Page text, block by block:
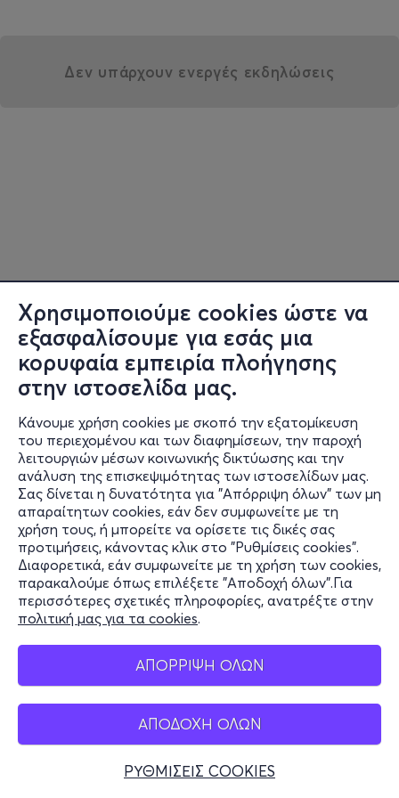
Χρησιμοποιούμε cookies ώστε να
εξασφαλίσουμε για εσάς μια
κορυφαία εμπειρία πλοήγησης
στην ιστοσελίδα μας.
Κάνουμε χρήση cookies με σκοπό την εξατομίκευση
του περιεχομένου και των διαφημίσεων, την παροχή
λειτουργιών μέσων κοινωνικής δικτύωσης και την
ανάλυση της επισκεψιμότητας των ιστοσελίδων μας.
Σας δίνεται η δυνατότητα για "Απόρριψη όλων" των μη
απαραίτητων cookies, εάν δεν συμφωνείτε με τη
χρήση τους, ή μπορείτε να ορίσετε τις δικές σας
προτιμήσεις, κάνοντας κλικ στο "Ρυθμίσεις cookies".
Διαφορετικά, εάν συμφωνείτε με τη χρήση των cookies,
παρακαλούμε όπως επιλέξετε "Αποδοχή όλων".Για
περισσότερες σχετικές πληροφορίες, ανατρέξτε στην
πολιτική μας για τα cookies.
ΑΠΟΡΡΙΨΗ ΟΛΩΝ
ΑΠΟΔΟΧΗ ΟΛΩΝ
ΡΥΘΜΙΣΕΙΣ COOKIES
Δεν υπάρχουν ενεργές εκδηλώσεις